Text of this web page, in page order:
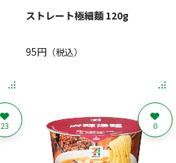
ストレート極細麵 120g
95円（税込）
23 0